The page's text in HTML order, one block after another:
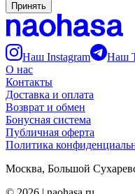
Принять
Наш Instagram Наш
О нас
Контакты
Доставка и оплата
Возврат и обмен
Бонусная система
Публичная оферта
Политика
Москва, Большой